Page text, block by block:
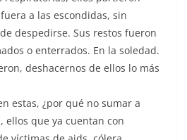
a las escondidas, sin
despedirse. Sus restos fueron
o enterrados. En la soledad.
deshacernos de ellos lo más
estas, ¿por qué no sumar a
ellos que ya cuentan con